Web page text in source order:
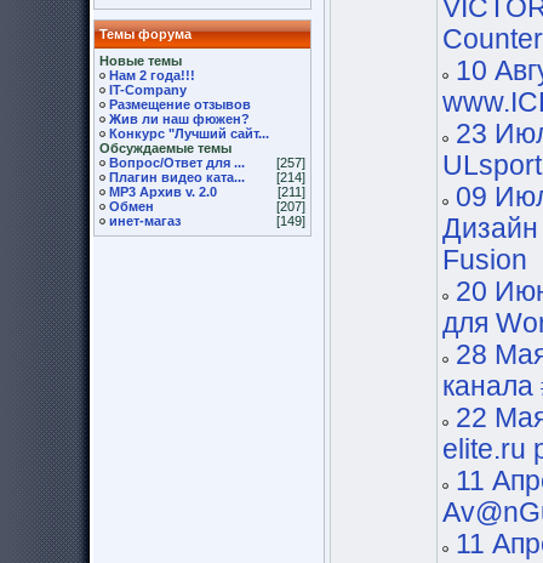
Темы форума
Новые темы
Нам 2 года!!!
IT-Company
Размещение отзывов
Жив ли наш фюжен?
Конкурс "Лучший сайт...
Обсуждаемые темы
Вопрос/Ответ для ...
[257]
Плагин видео ката...
[214]
MP3 Архив v. 2.0
[211]
Обмен
[207]
инет-магаз
[149]
10
23
09
Дизайн
Fusion
20
для
28
канала
22
elite.ru
11
11